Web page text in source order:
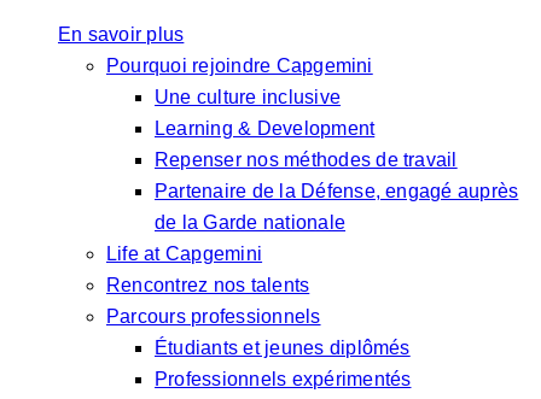
En savoir plus
Pourquoi rejoindre Capgemini
Une culture inclusive
Learning & Development
Repenser nos méthodes de travail
Partenaire de la Défense, engagé auprès
de la Garde nationale
Life at Capgemini
Rencontrez nos talents
Parcours professionnels
Étudiants et jeunes diplômés
Professionnels expérimentés